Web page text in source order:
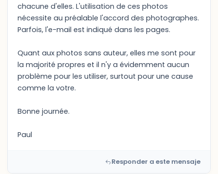
chacune d'elles. L'utilisation de ces photos
nécessite au préalable l'accord des photographes.
Parfois, l'e-mail est indiqué dans les pages.
Quant aux photos sans auteur, elles me sont pour
la majorité propres et il n'y a évidemment aucun
problème pour les utiliser, surtout pour une cause
comme la votre.
Bonne journée.
Paul
Responder a este mensaje